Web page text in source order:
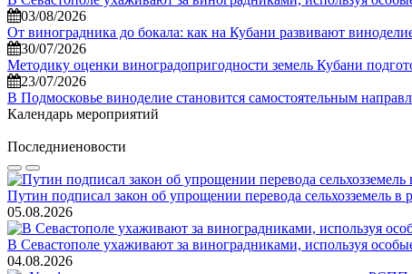
03/08/2026
От виноградника до бокала: как на Кубани развивают
30/07/2026
Методику оценки виноградопригодности земель Кубани
23/07/2026
В Подмосковье виноделие становится самостоятельным
Календарь мероприятий
Последниеновости
Путин подписал закон об упрощении перевода сельхозземель в
05.08.2026
В Севастополе ухаживают за виноградниками, используя
04.08.2026